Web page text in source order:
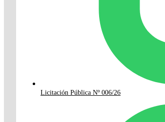
Licitación Pública Nº 006/26